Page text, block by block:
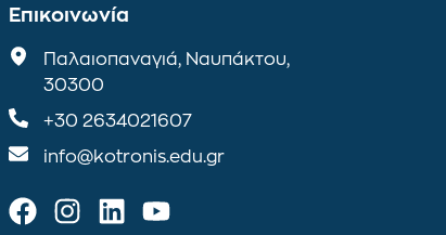
Επικοινωνία
Παλαιοπαναγιά, Ναυπάκτου,
30300
+30 2634021607
info@kotronis.edu.gr